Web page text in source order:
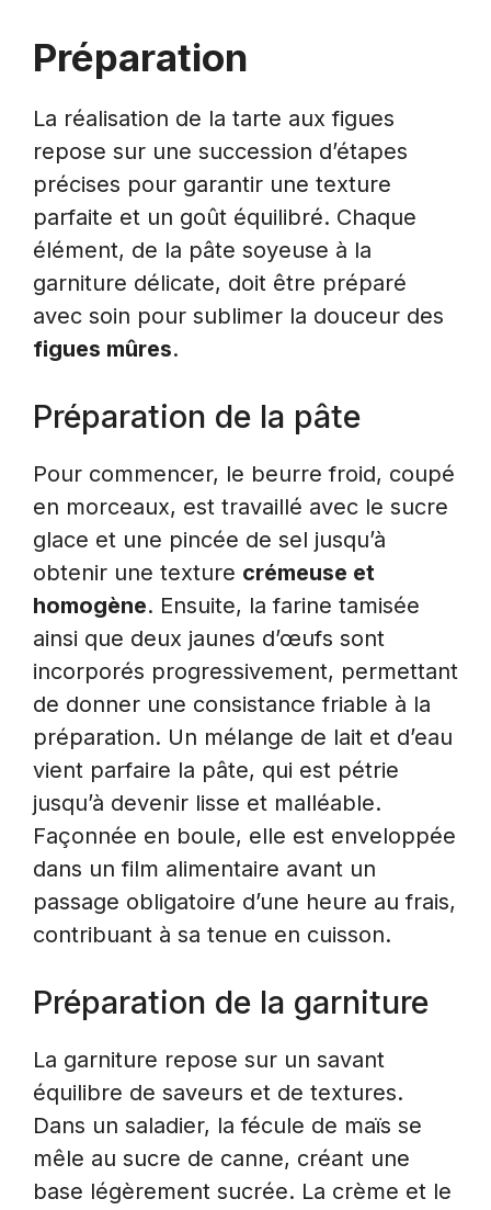
Préparation
La réalisation de la tarte aux figues
repose sur une succession d’étapes
précises pour garantir une texture
parfaite et un goût équilibré. Chaque
élément, de la pâte soyeuse à la
garniture délicate, doit être préparé
avec soin pour sublimer la douceur des
figues mûres.
Préparation de la pâte
Pour commencer, le beurre froid, coupé
en morceaux, est travaillé avec le sucre
glace et une pincée de sel jusqu’à
obtenir une texture crémeuse et
homogène. Ensuite, la farine tamisée
ainsi que deux jaunes d’œufs sont
incorporés progressivement, permettant
de donner une consistance friable à la
préparation. Un mélange de lait et d’eau
vient parfaire la pâte, qui est pétrie
jusqu’à devenir lisse et malléable.
Façonnée en boule, elle est enveloppée
dans un film alimentaire avant un
passage obligatoire d’une heure au frais,
contribuant à sa tenue en cuisson.
Préparation de la garniture
La garniture repose sur un savant
équilibre de saveurs et de textures.
Dans un saladier, la fécule de maïs se
mêle au sucre de canne, créant une
base légèrement sucrée. La crème et le